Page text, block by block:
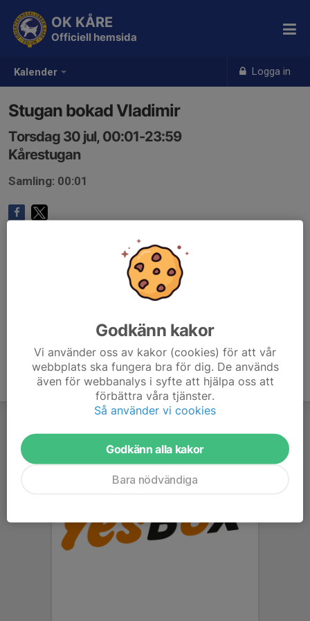
Kalender Logga in
OK KÅRE
Officiell hemsida
Stugan bokad Vladimir
Torsdag 30 jul, 00:01-23:59
Kårestugan
Samling: 00:01
Godkänn kakor
Vi använder oss av kakor (cookies) för att vår
webbplats ska fungera bra för dig. De används
även för webbanalys i syfte att hjälpa oss att
förbättra våra tjänster.
Så använder vi cookies
Godkänn alla kakor
Bara nödvändiga